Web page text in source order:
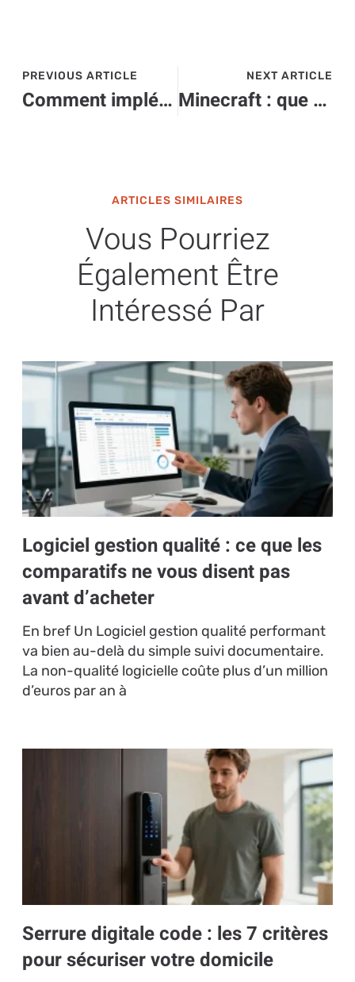
PREVIOUS ARTICLE
Comment implémenter l’ENT dans votre flux RSS de radio ?
NEXT ARTICLE
Minecraft : que faire quand votre version est non supportée ?
ARTICLES SIMILAIRES
Vous Pourriez
Également Être
Intéressé Par
Logiciel gestion qualité : ce que les
comparatifs ne vous disent pas
avant d’acheter
En bref Un Logiciel gestion qualité performant
va bien au-delà du simple suivi documentaire.
La non-qualité logicielle coûte plus d’un million
d’euros par an à
Serrure digitale code : les 7 critères
pour sécuriser votre domicile